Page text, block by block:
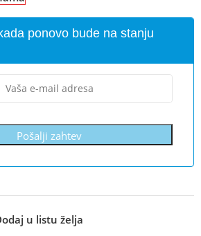
ponovo bude na stanju
Pošalji zahtev
u listu želja